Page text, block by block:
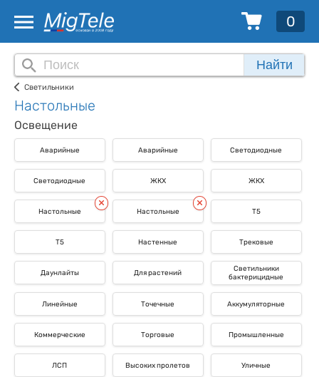
0
Найти
Светильники
Настольные
Освещение
Аварийные Аварийные Светодиодные
Светодиодные ЖКХ ЖКХ
Настольные Настольные T5
T5 Настенные Трековые
Даунлайты Для растений
Светильники
бактерицидные
Линейные Точечные Аккумуляторные
Коммерческие Торговые Промышленные
ЛСП Высоких пролетов Уличные